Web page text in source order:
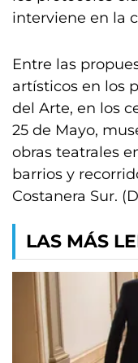
interviene en la
Entre las
artísticos en los
del Arte, en los
25 de Mayo,
obras teatrales
barrios y
Costanera Sur.
LAS MÁS